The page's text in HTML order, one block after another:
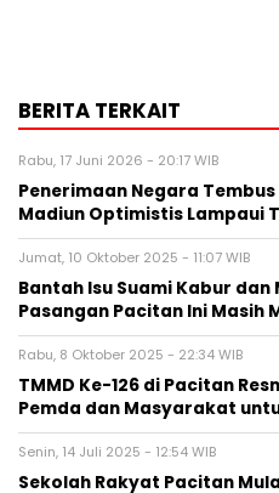
BERITA TERKAIT
Rabu, 17 Juni 2026 - 20:17 WIB
Penerimaan Negara
Madiun Optimistis Lampaui
Jumat, 10 Oktober 2025 - 11:07 WIB
Bantah Isu Suami Kabur dan
Pasangan Pacitan Ini Masih
Rabu, 8 Oktober 2025 - 22:34 WIB
TMMD Ke-126 di Pacitan
Pemda dan Masyarakat
Senin, 14 Juli 2025 - 12:54 WIB
Sekolah Rakyat Pacitan